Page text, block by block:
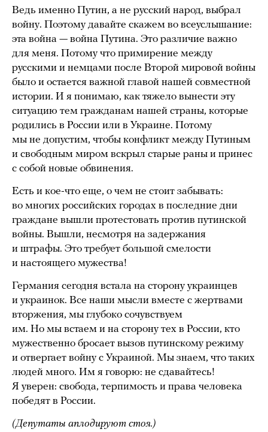
Ведь именно Путин, а не русский народ, выбрал
войну. Поэтому давайте скажем во всеуслышание:
эта война — война Путина. Это различие важно
для меня. Потому что примирение между
русскими и немцами после Второй мировой войны
было и остается важной главой нашей совместной
истории. И я понимаю, как тяжело вынести эту
ситуацию тем гражданам нашей страны, которые
родились в России или в Украине. Потому
мы не допустим, чтобы конфликт между Путиным
и свободным миром вскрыл старые раны и принес
с собой новые обвинения.
Есть и кое-что еще, о чем не стоит забывать:
во многих российских городах в последние дни
граждане вышли протестовать против путинской
войны. Вышли, несмотря на задержания
и штрафы. Это требует большой смелости
и настоящего мужества!
Германия сегодня встала на сторону украинцев
и украинок. Все наши мысли вместе с жертвами
вторжения, мы глубоко сочувствуем
им. Но мы встаем и на сторону тех в России, кто
мужественно бросает вызов путинскому режиму
и отвергает войну с Украиной. Мы знаем, что таких
людей много. Им я говорю: не сдавайтесь!
Я уверен: свобода, терпимость и права человека
победят в России.
(Депутаты аплодируют стоя.)